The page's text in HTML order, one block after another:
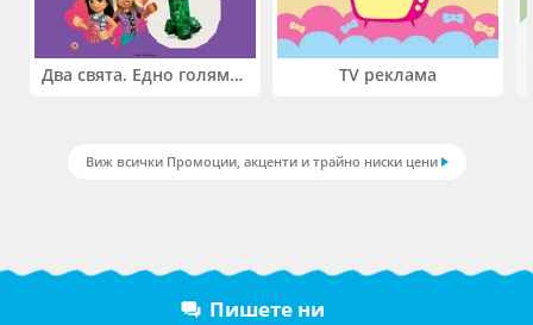
Два свята. Едно голямо приключение. Купи 2 продукта LEGO® Friends и/или LEGO® Minecraft и вземи -27% TV реклама
Виж всички Промоции, акценти и трайно ниски цени
Пишете ни